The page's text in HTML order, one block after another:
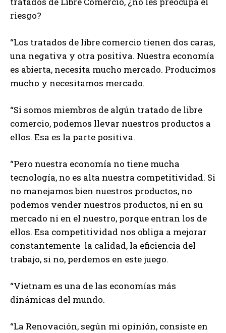
riesgo?
“Los tratados de libre comercio tienen dos caras,
una negativa y otra positiva. Nuestra economía
es abierta, necesita mucho mercado. Producimos
mucho y necesitamos mercado.
“Si somos miembros de algún tratado de libre
comercio, podemos llevar nuestros productos a
ellos. Esa es la parte positiva.
“Pero nuestra economía no tiene mucha
tecnología, no es alta nuestra competitividad. Si
no manejamos bien nuestros productos, no
podemos vender nuestros productos, ni en su
mercado ni en el nuestro, porque entran los de
ellos. Esa competitividad nos obliga a mejorar
constantemente la calidad, la eficiencia del
trabajo, si no, perdemos en este juego.
“Vietnam es una de las economías más
dinámicas del mundo.
“La Renovación, según mi opinión, consiste en